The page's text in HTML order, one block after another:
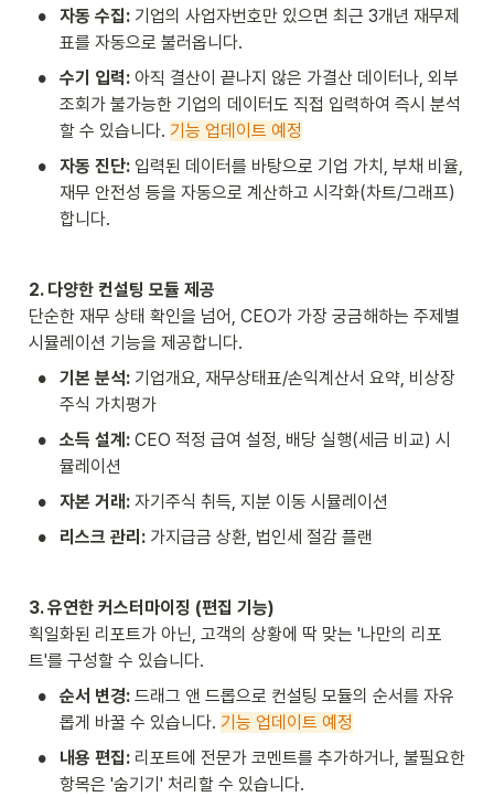
• 자동 수집: 기업의 사업자번호만 있으면 최근 3개년 재무제
표를 자동으로 불러옵니다.
• 수기 입력: 아직 결산이 끝나지 않은 가결산 데이터나, 외부
조회가 불가능한 기업의 데이터도 직접 입력하여 즉시 분석
할 수 있습니다. 기능 업데이트 예정
• 자동 진단: 입력된 데이터를 바탕으로 기업 가치, 부채 비율,
재무 안전성 등을 자동으로 계산하고 시각화(차트/그래프)
합니다.
2. 다양한 컨설팅 모듈 제공
단순한 재무 상태 확인을 넘어, CEO가 가장 궁금해하는 주제별
시뮬레이션 기능을 제공합니다.
• 기본 분석: 기업개요, 재무상태표/손익계산서 요약, 비상장
주식 가치평가
• 소득 설계: CEO 적정 급여 설정, 배당 실행(세금 비교) 시
뮬레이션
• 자본 거래: 자기주식 취득, 지분 이동 시뮬레이션
• 리스크 관리: 가지급금 상환, 법인세 절감 플랜
3. 유연한 커스터마이징 (편집 기능)
획일화된 리포트가 아닌, 고객의 상황에 딱 맞는 '나만의 리포
트'를 구성할 수 있습니다.
• 순서 변경: 드래그 앤 드롭으로 컨설팅 모듈의 순서를 자유
롭게 바꿀 수 있습니다. 기능 업데이트 예정
• 내용 편집: 리포트에 전문가 코멘트를 추가하거나, 불필요한
항목은 '숨기기' 처리할 수 있습니다.